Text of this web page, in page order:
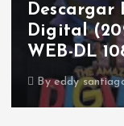
Descargar
Digital
WEB-DL
Byeddy